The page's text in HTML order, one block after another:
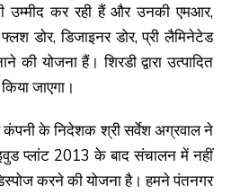
उम्मीद कर रही हैं और उनकी एमआर,
फ्लश डोर, डिजाइनर डोर, प्री लैमिनेटेड
की योजना हैं। शिरडी द्वारा उत्पादित
जाएगा।
कंपनी के निदेशक श्री सर्वेश अग्रवाल ने
प्लांट 2013 के बाद संचालन में नहीं
करने की योजना है। हमने पंतनगर